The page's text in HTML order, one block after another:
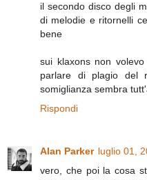
il secondo disco degli
di melodie e ritornelli
bene
sui klaxons non
parlare di plagio del
somiglianza sembra
Rispondi
Alan Parker luglio 01,
vero, che poi la cosa